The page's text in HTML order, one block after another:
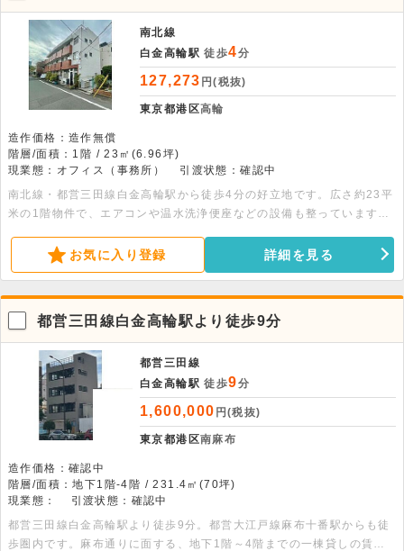
目の閑静なエリアに佇む1階貸事務所
南北線
白金高輪駅 徒歩4分
127,273 円(税抜)
東京都港区高輪
造作価格：造作無償
階層/面積：1階 / 23㎡(6.96坪)
現業態：オフィス（事務所）
引渡状態：確認中
南北線・都営三田線白金高輪駅から徒歩4分の好立地です。広さ約23平
米の1階物件で、エアコンや温水洗浄便座などの設備も整っています。
つきましてはお問い合わせください。
お気に入り登録 詳細を見る
都営三田線白金高輪駅より徒歩9分
都営三田線
白金高輪駅 徒歩9分
1,600,000 円(税抜)
東京都港区南麻布
造作価格：確認中
階層/面積：地下1階-4階 / 231.4㎡(70坪)
現業態：
引渡状態：確認中
都営三田線白金高輪駅より徒歩9分。都営大江戸線麻布十番駅からも徒
歩圏内です。麻布通りに面する、地下1階～4階までの一棟貸しの賃貸